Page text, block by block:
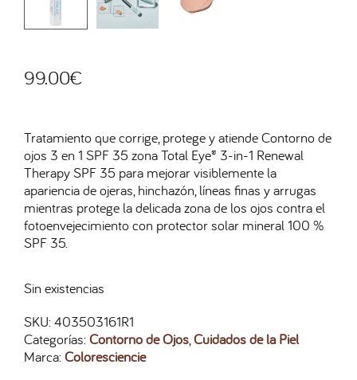
99.00€
Tratamiento que corrige, protege y atiende Contorno de
ojos 3 en 1 SPF 35 zona Total Eye® 3-in-1 Renewal
Therapy SPF 35 para mejorar visiblemente la
apariencia de ojeras, hinchazón, líneas finas y arrugas
mientras protege la delicada zona de los ojos contra el
fotoenvejecimiento con protector solar mineral 100 %
SPF 35.
Sin existencias
SKU:403503161R1
Categorías:Contorno de Ojos,Cuidados de la Piel
Marca:Coloresciencie